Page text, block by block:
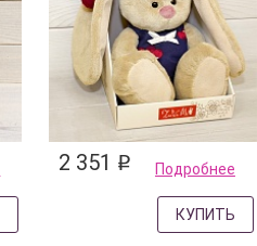
2 351 q Подробнее
КУПИТЬ